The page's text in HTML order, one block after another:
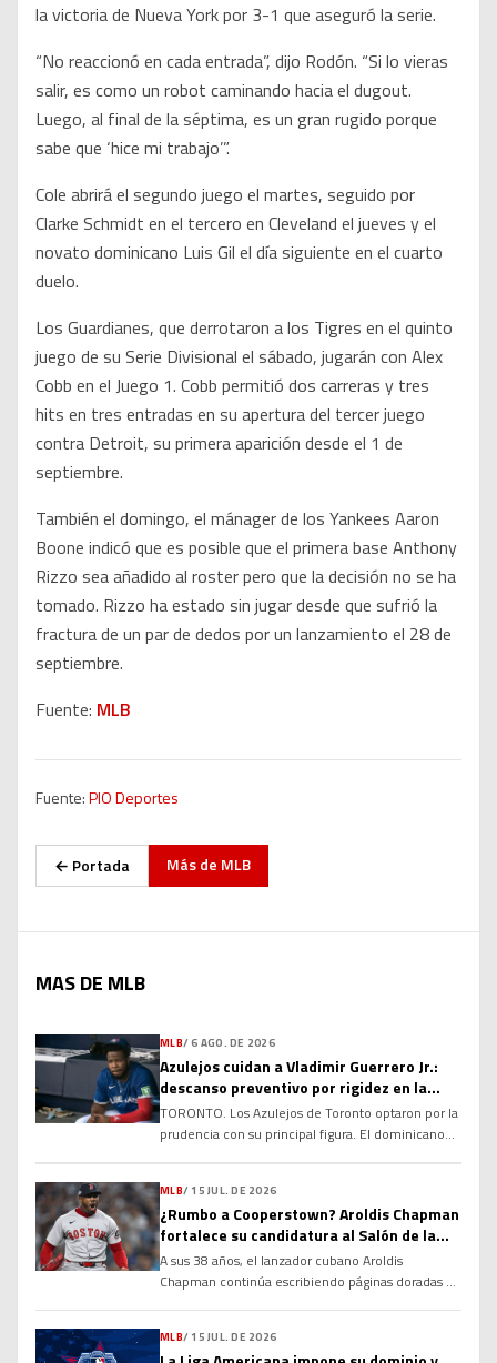
la victoria de Nueva York por 3-1 que aseguró la serie.
“No reaccionó en cada entrada”, dijo Rodón. “Si lo vieras
salir, es como un robot caminando hacia el dugout.
Luego, al final de la séptima, es un gran rugido porque
sabe que ‘hice mi trabajo’”.
Cole abrirá el segundo juego el martes, seguido por
Clarke Schmidt en el tercero en Cleveland el jueves y el
novato dominicano Luis Gil el día siguiente en el cuarto
duelo.
Los Guardianes, que derrotaron a los Tigres en el quinto
juego de su Serie Divisional el sábado, jugarán con Alex
Cobb en el Juego 1. Cobb permitió dos carreras y tres
hits en tres entradas en su apertura del tercer juego
contra Detroit, su primera aparición desde el 1 de
septiembre.
También el domingo, el mánager de los Yankees Aaron
Boone indicó que es posible que el primera base Anthony
Rizzo sea añadido al roster pero que la decisión no se ha
tomado. Rizzo ha estado sin jugar desde que sufrió la
fractura de un par de dedos por un lanzamiento el 28 de
septiembre.
Fuente: MLB
Fuente:PIO Deportes
← Portada Más de MLB
MAS DE MLB
MLB/6 AGO. DE 2026
Azulejos cuidan a Vladimir Guerrero Jr.:
descanso preventivo por rigidez en la
corva
TORONTO. Los Azulejos de Toronto optaron por la
prudencia con su principal figura. El dominicano
una rigidez en el tendón de la corva, una decisión
tomada con el objetivo de evitar que la molestia
se agrave y garantizar su […]
MLB/ 15 JUL. DE 2026
¿Rumbo a Cooperstown? Aroldis Chapman
fortalece su candidatura al Salón de la
Fama
A sus 38 años, el lanzador cubano Aroldis
Chapman continúa escribiendo páginas doradas en
méritos suficientes para ingresar al Salón de la
MLB/ 15 JUL. DE 2026